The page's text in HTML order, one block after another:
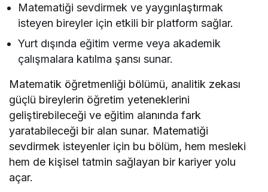
Matematiği sevdirmek ve yaygınlaştırmak
isteyen bireyler için etkili bir platform sağlar.
Yurt dışında eğitim verme veya akademik
çalışmalara katılma şansı sunar.
Matematik öğretmenliği bölümü, analitik zekası
güçlü bireylerin öğretim yeteneklerini
geliştirebileceği ve eğitim alanında fark
yaratabileceği bir alan sunar. Matematiği
sevdirmek isteyenler için bu bölüm, hem mesleki
hem de kişisel tatmin sağlayan bir kariyer yolu
açar.